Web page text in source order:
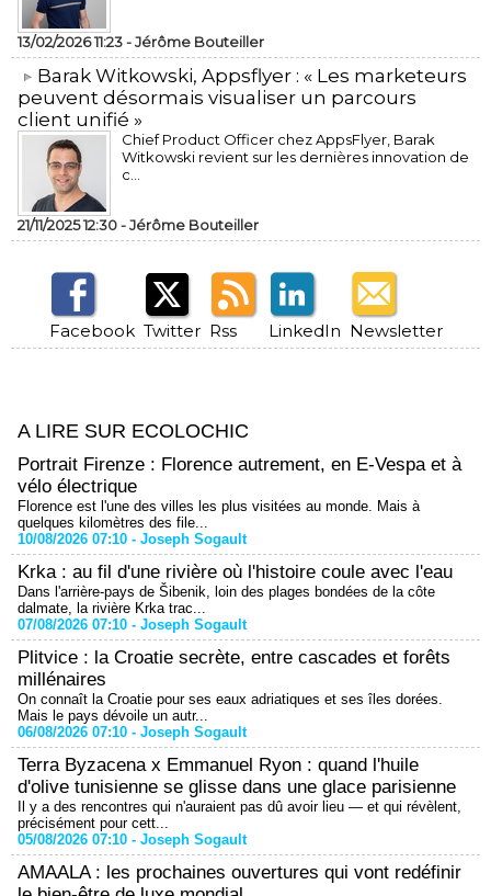
13/02/2026 11:23 -Jérôme Bouteiller
​Barak Witkowski, Appsflyer : « Les marketeurs
peuvent désormais visualiser un parcours
client unifié »
Chief Product Officer chez AppsFlyer, ​Barak
Witkowski revient sur les dernières innovation de
c...
21/11/2025 12:30 -Jérôme Bouteiller
Facebook Twitter Rss LinkedIn Newsletter
A LIRE SUR ECOLOCHIC
Portrait Firenze : Florence autrement, en E-Vespa et à
vélo électrique
Florence est l'une des villes les plus visitées au monde. Mais à
quelques kilomètres des file...
10/08/2026 07:10 - Joseph Sogault
Krka : au fil d'une rivière où l'histoire coule avec l'eau
Dans l'arrière-pays de Šibenik, loin des plages bondées de la côte
dalmate, la rivière Krka trac...
07/08/2026 07:10 - Joseph Sogault
Plitvice : la Croatie secrète, entre cascades et forêts
millénaires
On connaît la Croatie pour ses eaux adriatiques et ses îles dorées.
Mais le pays dévoile un autr...
06/08/2026 07:10 - Joseph Sogault
Terra Byzacena x Emmanuel Ryon : quand l'huile
d'olive tunisienne se glisse dans une glace parisienne
Il y a des rencontres qui n'auraient pas dû avoir lieu — et qui révèlent,
précisément pour cett...
05/08/2026 07:10 - Joseph Sogault
AMAALA : les prochaines ouvertures qui vont redéfinir